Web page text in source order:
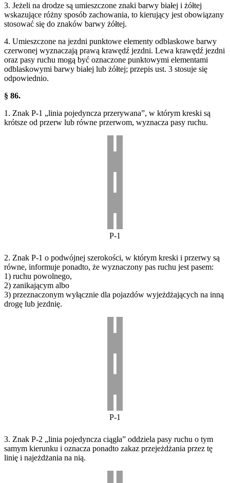
3. Jeżeli na drodze są umieszczone znaki barwy białej i żółtej
wskazujące różny sposób zachowania, to kierujący jest obowiązany
stosować się do znaków barwy żółtej.
4. Umieszczone na jezdni punktowe elementy odblaskowe barwy
czerwonej wyznaczają prawą krawędź jezdni. Lewa krawędź jezdni
oraz pasy ruchu mogą być oznaczone punktowymi elementami
odblaskowymi barwy białej lub żółtej; przepis ust. 3 stosuje się
odpowiednio.
§ 86.
1. Znak P-1 „linia pojedyncza przerywana”, w którym kreski są
krótsze od przerw lub równe przerwom, wyznacza pasy ruchu.
P-1
2. Znak P-1 o podwójnej szerokości, w którym kreski i przerwy są
równe, informuje ponadto, że wyznaczony pas ruchu jest pasem:
1) ruchu powolnego,
2) zanikającym albo
3) przeznaczonym wyłącznie dla pojazdów wyjeżdżających na inną
drogę lub jezdnię.
P-1
3. Znak P-2 „linia pojedyncza ciągła” oddziela pasy ruchu o tym
samym kierunku i oznacza ponadto zakaz przejeżdżania przez tę
linię i najeżdżania na nią.